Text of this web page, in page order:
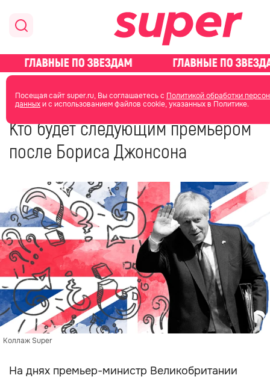
Посещая сайт super.ru, Вы соглашаетесь с Политикой обработки
данныхи с использованием файлов cookie, указанных в Политике.
главная новости о звездах
Кто будет следующим премьером
после Бориса Джонсона
Коллаж Super
На днях премьер-министр Великобритании